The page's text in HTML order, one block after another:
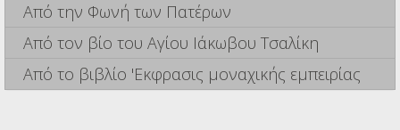
Από την Φωνή των Πατέρων
Από τον βίο του Αγίου Ιάκωβου Τσαλίκη
Από το βιβλίο 'Εκφρασις μοναχικής εμπειρίας